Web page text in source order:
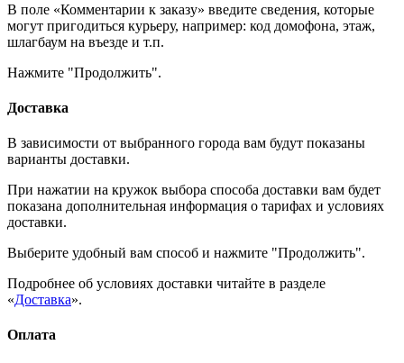
В поле «Комментарии к заказу» введите сведения, которые
могут пригодиться курьеру, например: код домофона, этаж,
шлагбаум на въезде и т.п.
Нажмите "Продолжить".
Доставка
В зависимости от выбранного города вам будут показаны
варианты доставки.
При нажатии на кружок выбора способа доставки вам будет
показана дополнительная информация о тарифах и условиях
доставки.
Выберите удобный вам способ и нажмите "Продолжить".
Подробнее об условиях доставки читайте в разделе
«Доставка».
Оплата